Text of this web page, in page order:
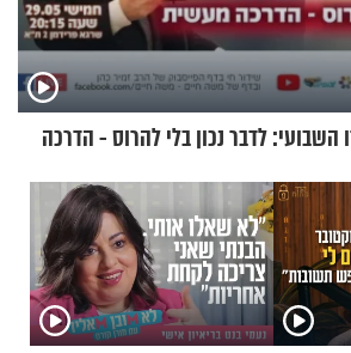
השבועי: לדבר נכון בלי להרוס - הדרכה